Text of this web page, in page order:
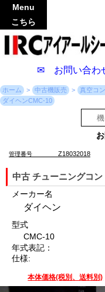
✉ お問い合わ
Menu
こちら
ホーム 中古機販売 真空コ
ダイヘンCMC-10
管理番号 Z18032018
中古 チューニングコ
メーカー名
ダイヘン
型式
CMC-10
年式表記：
仕様:
本体価格(税別、送料別)